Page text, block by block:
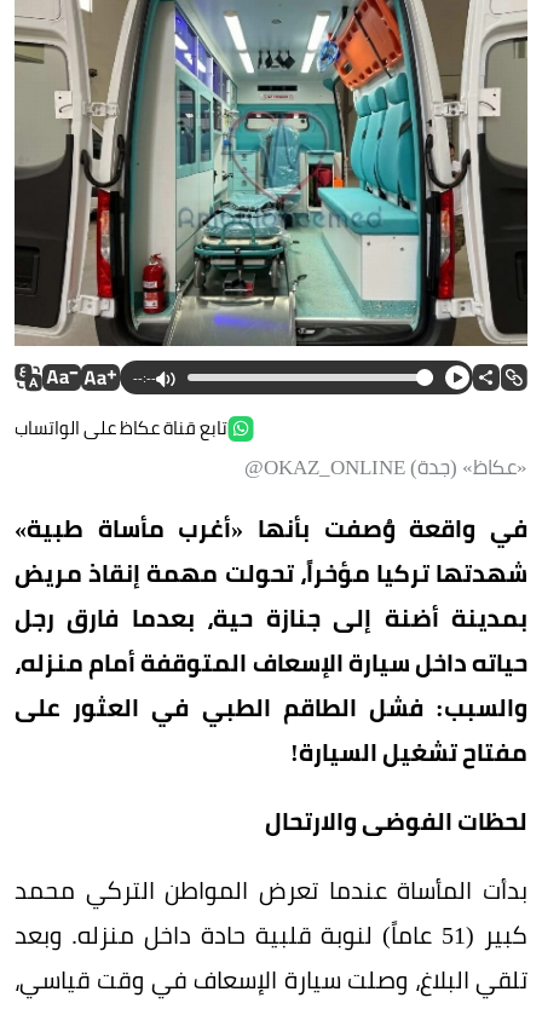
--:--
تابع قناة عكاظ على الواتساب
«عكاظ» (جدة) OKAZ_ONLINE@
في واقعة وُصفت بأنها «أغرب مأساة طبية»
شهدتها تركيا مؤخراً، تحولت مهمة إنقاذ مريض
بمدينة أضنة إلى جنازة حية، بعدما فارق رجل
حياته داخل سيارة الإسعاف المتوقفة أمام منزله،
والسبب: فشل الطاقم الطبي في العثور على
مفتاح تشغيل السيارة!
لحظات الفوضى والارتحال
بدأت المأساة عندما تعرض المواطن التركي محمد
كبير (51 عاماً) لنوبة قلبية حادة داخل منزله. وبعد
تلقي البلاغ، وصلت سيارة الإسعاف في وقت قياسي،